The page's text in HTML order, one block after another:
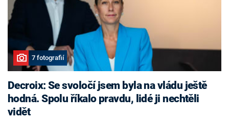
7 fotografií
Decroix: Se svoločí jsem byla na vládu ještě
hodná. Spolu říkalo pravdu, lidé ji nechtěli
vidět